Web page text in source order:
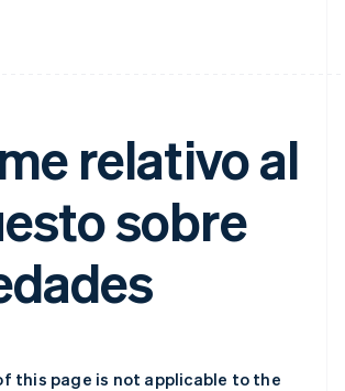
relativo al
sobre
this page is not applicable to the
Kina